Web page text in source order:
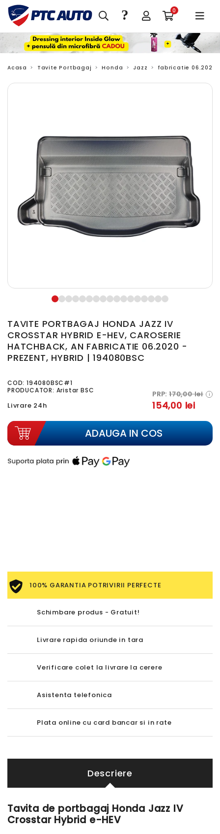
0
?
Acasa Tavite Portbagaj Honda Jazz fabricatie 06.2020
TAVITE PORTBAGAJ HONDA JAZZ IV
CROSSTAR HYBRID E-HEV, CAROSERIE
HATCHBACK, AN FABRICATIE 06.2020 -
PREZENT, HYBRID | 194080BSC
COD: 194080BSC#1
PRODUCATOR: Aristar BSC
Livrare 24h
PRP: 170,00 lei i
154,00 lei
ADAUGA IN COS
100% GARANTIA POTRIVIRII PERFECTE
Schimbare produs - Gratuit!
Livrare rapida oriunde in tara
Verificare colet la livrare la cerere
Asistenta telefonica
Plata online cu card bancar si in rate
Descriere
Tavita de portbagaj Honda Jazz IV
Crosstar Hybrid e-HEV